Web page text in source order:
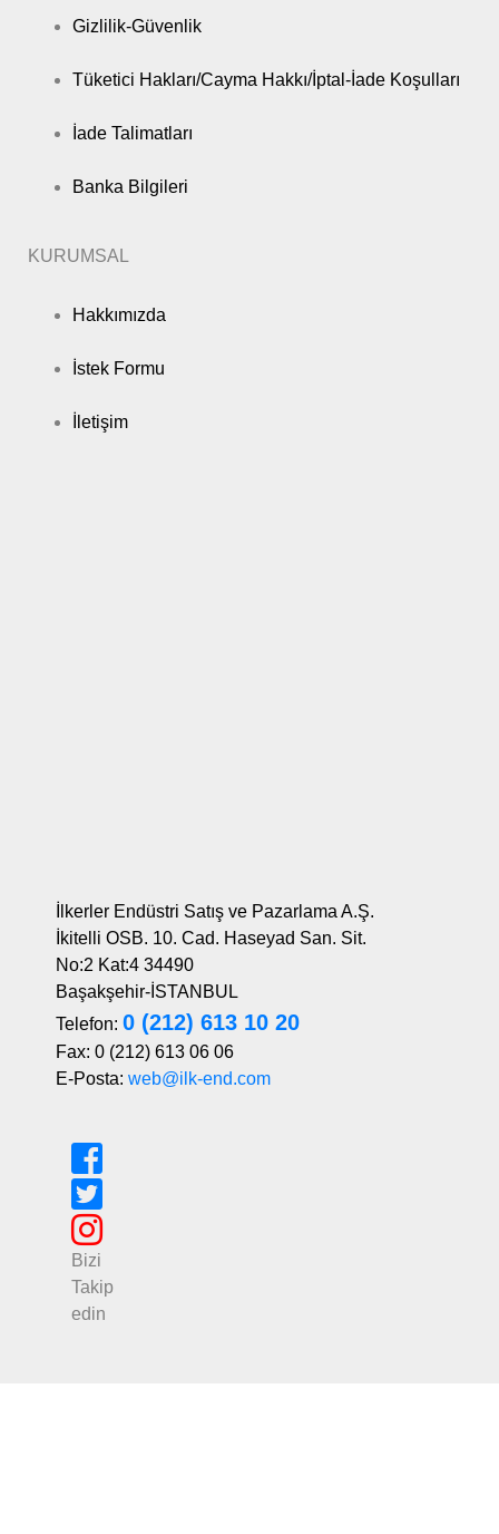
Gizlilik-Güvenlik
Tüketici Hakları/Cayma Hakkı/İptal-İade Koşulları
İade Talimatları
Banka Bilgileri
KURUMSAL
Hakkımızda
İstek Formu
İletişim
İlkerler Endüstri Satış ve Pazarlama A.Ş.
İkitelli OSB. 10. Cad. Haseyad San. Sit.
No:2 Kat:4 34490
Başakşehir-İSTANBUL
Telefon: 0 (212) 613 10 20
Fax: 0 (212) 613 06 06
E-Posta: web@ilk-end.com
Bizi
Takip
edin